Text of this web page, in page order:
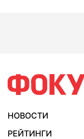
НОВОСТИ
РЕЙТИНГИ